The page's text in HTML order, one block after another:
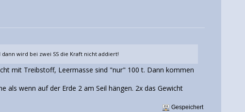
wird bei zwei SS die Kraft nicht addiert!
mit Treibstoff, Leermasse sind "nur" 100 t. Dann kommen
als wenn auf der Erde 2 am Seil hängen. 2x das Gewicht
Gespeichert